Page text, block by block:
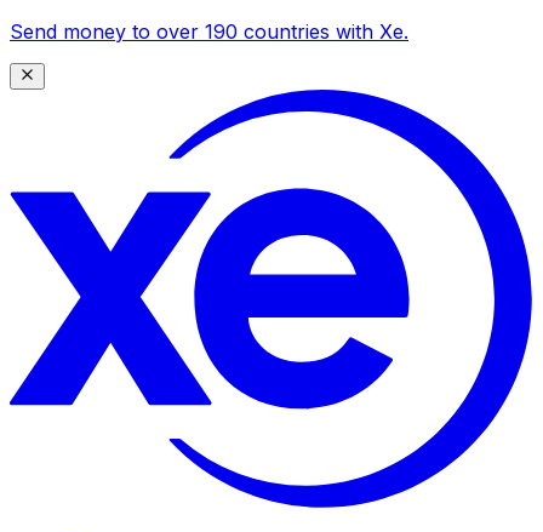
Send money to over 190 countries with Xe.